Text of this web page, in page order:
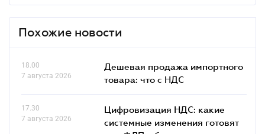
Похожие новости
18.00
7 августа 2026
Дешевая продажа импортного
товара: что c НДС
17.30
7 августа 2026
Цифровизация НДС: какие
системные изменения готовят